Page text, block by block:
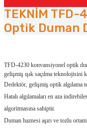
TEKNİM
Optik Duman
TFD-4230 konvansiyonel optik
gelişmiş ışık saçılma teknolojisini
Dedektör, gelişmiş optik algılama
Hatalı algılamaları en aza
algoritmasına sahiptir.
Duman haznesi aşırı ve tozlu